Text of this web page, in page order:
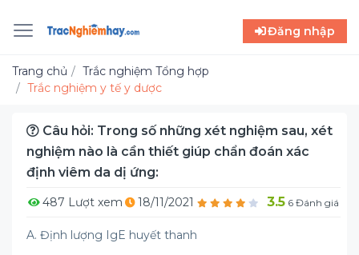
Đăng nhập
Trang chủ
Trắc nghiệm Tổng hợp
Trắc nghiệm y tế y dược
Câu hỏi: Trong số những xét nghiệm sau, xét
nghiệm nào là cần thiết giúp chẩn đoán xác
định viêm da dị ứng:
487 Lượt xem 18/11/2021 3.5 6 Đánh giá
A. Định lượng IgE huyết thanh